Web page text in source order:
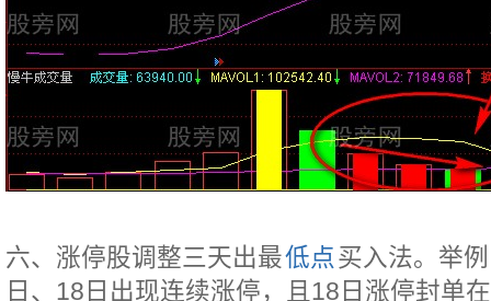
六、涨停股调整三天出最低点买入法。举
日、18日出现连续涨停，且18日涨停封单